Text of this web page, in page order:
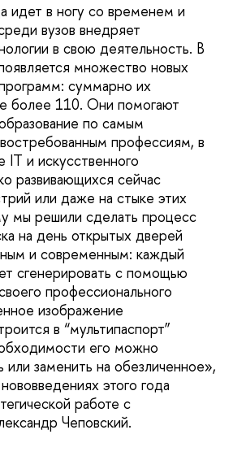
в ногу со временем и
вузов внедряет
в свою деятельность. В
множество новых
суммарно их
более 110. Они помогают
по самым
профессиям, в
и искусственного
развивающихся сейчас
или даже на стыке этих
мы решили сделать процесс
на день открытых дверей
и современным: каждый
сгенерировать с помощью
профессионального
изображение
в “мультипаспорт”
его можно
или заменить на обезличенное»,
этого года
работе с
Чеповский.